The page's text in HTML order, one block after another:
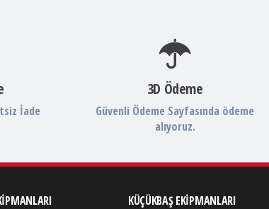
İade
3D Ödeme
Güvenli Ödeme Sayfasında ödeme
alıyoruz.
KÜÇÜKBAŞ EKIPMANLARI